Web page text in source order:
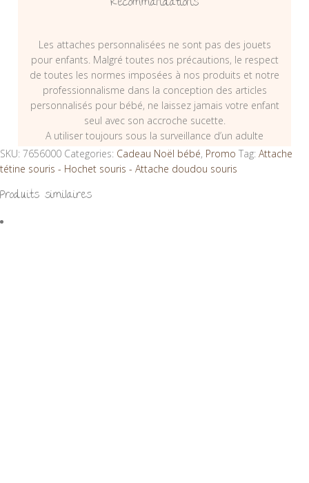
Les attaches personnalisées ne sont pas des jouets
pour enfants. Malgré toutes nos précautions, le respect
de toutes les normes imposées à nos produits et notre
professionnalisme dans la conception des articles
personnalisés pour bébé, ne laissez jamais votre enfant
seul avec son accroche sucette.
A utiliser toujours sous la surveillance d’un adulte
SKU: 7656000 Categories: Cadeau Noël bébé, Promo Tag: Attache
tétine souris - Hochet souris - Attache doudou souris
Produits similaires